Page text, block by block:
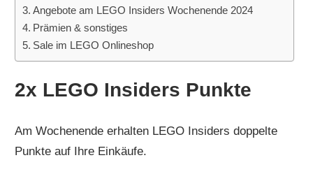
Angebote am LEGO Insiders Wochenende 2024
Prämien & sonstiges
Sale im LEGO Onlineshop
2x LEGO Insiders Punkte
Am Wochenende erhalten LEGO Insiders doppelte
Punkte auf Ihre Einkäufe.